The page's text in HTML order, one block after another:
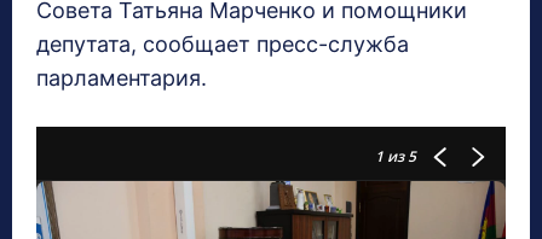
Совета Татьяна Марченко и помощники
депутата, сообщает пресс-служба
парламентария.
1 из 5